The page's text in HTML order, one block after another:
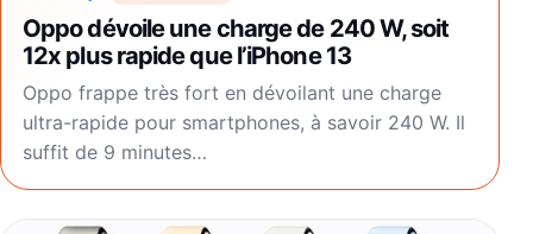
Oppo dévoile une charge de 240 W, soit
12x plus rapide que l’iPhone 13
Oppo frappe très fort en dévoilant une charge
ultra-rapide pour smartphones, à savoir 240 W. Il
suffit de 9 minutes…